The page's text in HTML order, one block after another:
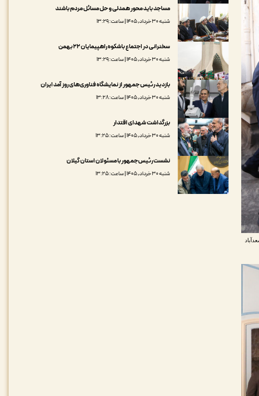
مساجد باید محور همدلی و حل مسائل مردم باشند
شنبه ۳۰ خرداد, ۱۴۰۵ | ساعت: ۱۳:۲۹
سخنرانی در اجتماع باشکوه راهپیمایان ۲۲ بهمن
شنبه ۳۰ خرداد, ۱۴۰۵ | ساعت: ۱۳:۲۹
بازدید رئیس جمهور از نمایشگاه فناوری‌های روز آمد ایران
شنبه ۳۰ خرداد, ۱۴۰۵ | ساعت: ۱۳:۲۸
بزرگداشت شهدای اقتدار
شنبه ۳۰ خرداد, ۱۴۰۵ | ساعت: ۱۳:۲۵
نشست رئیس‌جمهور با مسئولان استان گیلان
شنبه ۳۰ خرداد, ۱۴۰۵ | ساعت: ۱۳:۲۵